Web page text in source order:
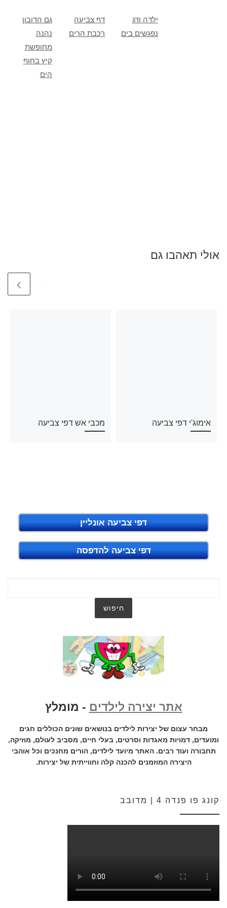
גם הדובון
נהנה
מחופשת
קיץ בחוף
הים
דף צביעה
רכבת הרים
ילדה ודג
נפגשים בים
אולי תאהבו גם
אימוג'י דפי צביעה מכבי אש דפי צביעה
דפי צביעה אונליין
דפי צביעה להדפסה
אתר יצירה לילדים - מומלץ
מבחר עצום של יצירות לילדים בנושאים שונים הכוללים חגים
ומועדים, דמויות מאגדות וסרטים, בעלי חיים, מסביב לעולם, מוזיקה,
תחבורה ועוד רבים. האתר מיועד לילדים, הורים מחנכים וכל אוהבי
היצירה המוזמנים להכנה קלה וחווייתית של יצירות.
קונג פו פנדה 4 | מדובב